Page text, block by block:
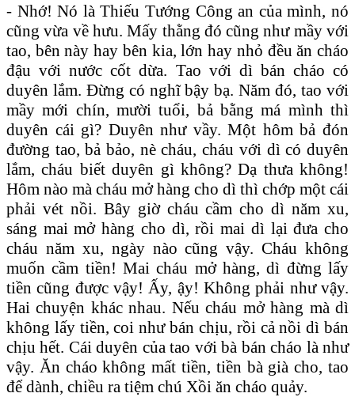
- Nhớ! Nó là Thiếu Tướng Công an của mình, nó
cũng vừa về hưu. Mấy thằng đó cũng như mầy với
tao, bên này hay bên kia, lớn hay nhỏ đều ăn cháo
đậu với nước cốt dừa. Tao với dì bán cháo có
duyên lắm. Đừng có nghĩ bậy bạ. Năm đó, tao với
mầy mới chín, mười tuổi, bả bằng má mình thì
duyên cái gì? Duyên như vầy. Một hôm bả đón
đường tao, bả bảo, nè cháu, cháu với dì có duyên
lắm, cháu biết duyên gì không? Dạ thưa không!
Hôm nào mà cháu mở hàng cho dì thì chớp một cái
phải vét nồi. Bây giờ cháu cầm cho dì năm xu,
sáng mai mở hàng cho dì, rồi mai dì lại đưa cho
cháu năm xu, ngày nào cũng vậy. Cháu không
muốn cầm tiền! Mai cháu mở hàng, dì đừng lấy
tiền cũng được vậy! Ấy, ậy! Không phải như vậy.
Hai chuyện khác nhau. Nếu cháu mở hàng mà dì
không lấy tiền, coi như bán chịu, rồi cả nồi dì bán
chịu hết. Cái duyên của tao với bà bán cháo là như
vậy. Ăn cháo không mất tiền, tiền bà già cho, tao
để dành, chiều ra tiệm chú Xồi ăn cháo quảy.